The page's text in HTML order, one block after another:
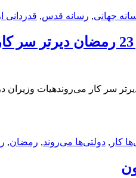
جهانی, رسانه قدس, قدردانی
روزهای 19 و 23 رمضان دیرتر سر
کار , دولتی‌ها می‌روند, رمضان,